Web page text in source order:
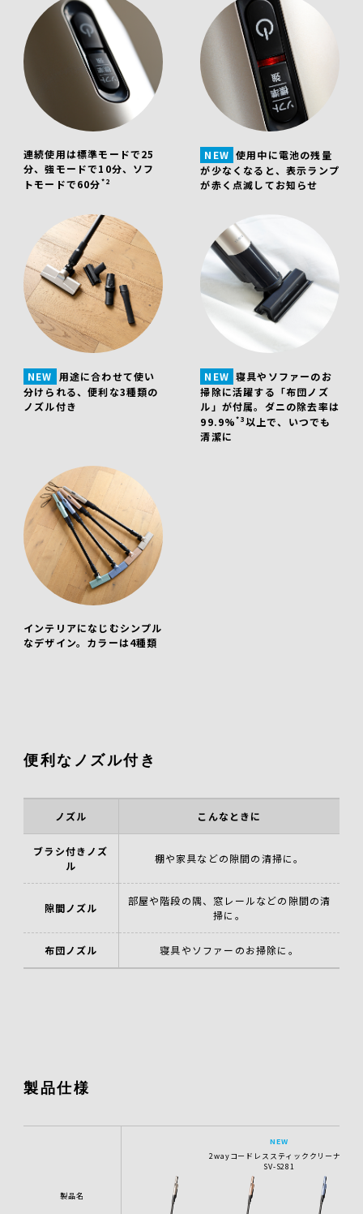
連続使用は標準モードで25
分、強モードで10分、ソフ
トモードで60分*2
NEW 使用中に電池の残量
が少なくなると、表示ランプ
が赤く点滅してお知らせ
NEW
用途に合わせて使い
分けられる、便利な3種類の
ノズル付き
NEW 寝具やソファーのお
掃除に活躍する「布団ノズ
ル」が付属。ダニの除去率は
99.9%*3以上で、いつでも
清潔に
インテリアになじむシンプル
なデザイン。カラーは4種類
便利なノズル付き
ノズル こんなときに
ブラシ付きノズ
ル
棚や家具などの隙間の清掃に。
隙間ノズル
部屋や階段の隅、窓レールなどの隙間の清
掃に。
布団ノズル 寝具やソファーのお掃除に。
製品仕様
製品名
NEW
2wayコードレススティッククリーナー
SV-S281